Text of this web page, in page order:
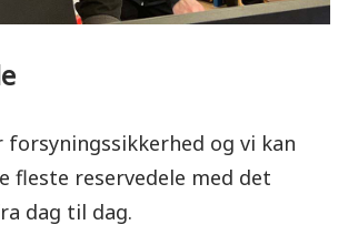
forsyningssikkerhed og vi kan
fleste reservedele med det
dag til dag.